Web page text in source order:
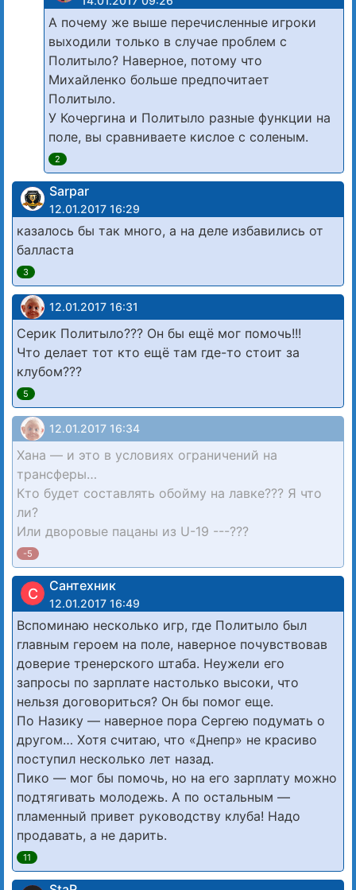
А почему же выше перечисленные игроки
выходили только в случае проблем с
Политыло? Наверное, потому что
Михайленко больше предпочитает
Политыло.
У Кочергина и Политыло разные функции на
поле, вы сравниваете кислое с соленым.
2
Sarpar
12.01.2017 16:29
казалось бы так много, а на деле избавились от
балласта
3
12.01.2017 16:31
Серик Политыло??? Он бы ещё мог помочь!!!
Что делает тот кто ещё там где-то стоит за
клубом???
5
12.01.2017 16:34
Хана — и это в условиях ограничений на
трансферы…
Кто будет составлять обойму на лавке??? Я что
ли?
Или дворовые пацаны из U-19 ---???
-5
С Сантехник
12.01.2017 16:49
Вспоминаю несколько игр, где Политыло был
главным героем на поле, наверное почувствовав
доверие тренерского штаба. Неужели его
запросы по зарплате настолько высоки, что
нельзя договориться? Он бы помог еще.
По Назику — наверное пора Сергею подумать о
другом… Хотя считаю, что «Днепр» не красиво
поступил несколько лет назад.
Пико — мог бы помочь, но на его зарплату можно
подтягивать молодежь. А по остальным —
пламенный привет руководству клуба! Надо
продавать, а не дарить.
11